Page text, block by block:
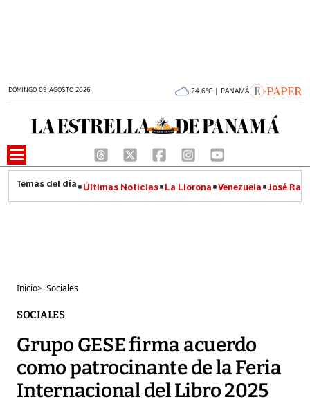
DOMINGO 09 AGOSTO 2026 24.6°C | PANAMÁ
Últimas Noticias La Llorona Venezuela José
Inicio> Sociales
SOCIALES
Grupo GESE firma acuerdo
como patrocinante de la Feria
Internacional del Libro 2025